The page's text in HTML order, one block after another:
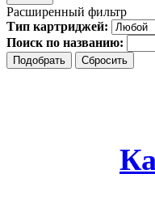
Расширенный фильтр
Тип картриджей:
Поиск по названию: